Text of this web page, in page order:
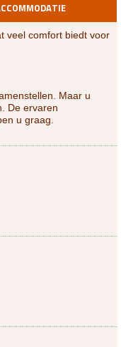
veel comfort biedt voor
Maar u
De ervaren
u graag.